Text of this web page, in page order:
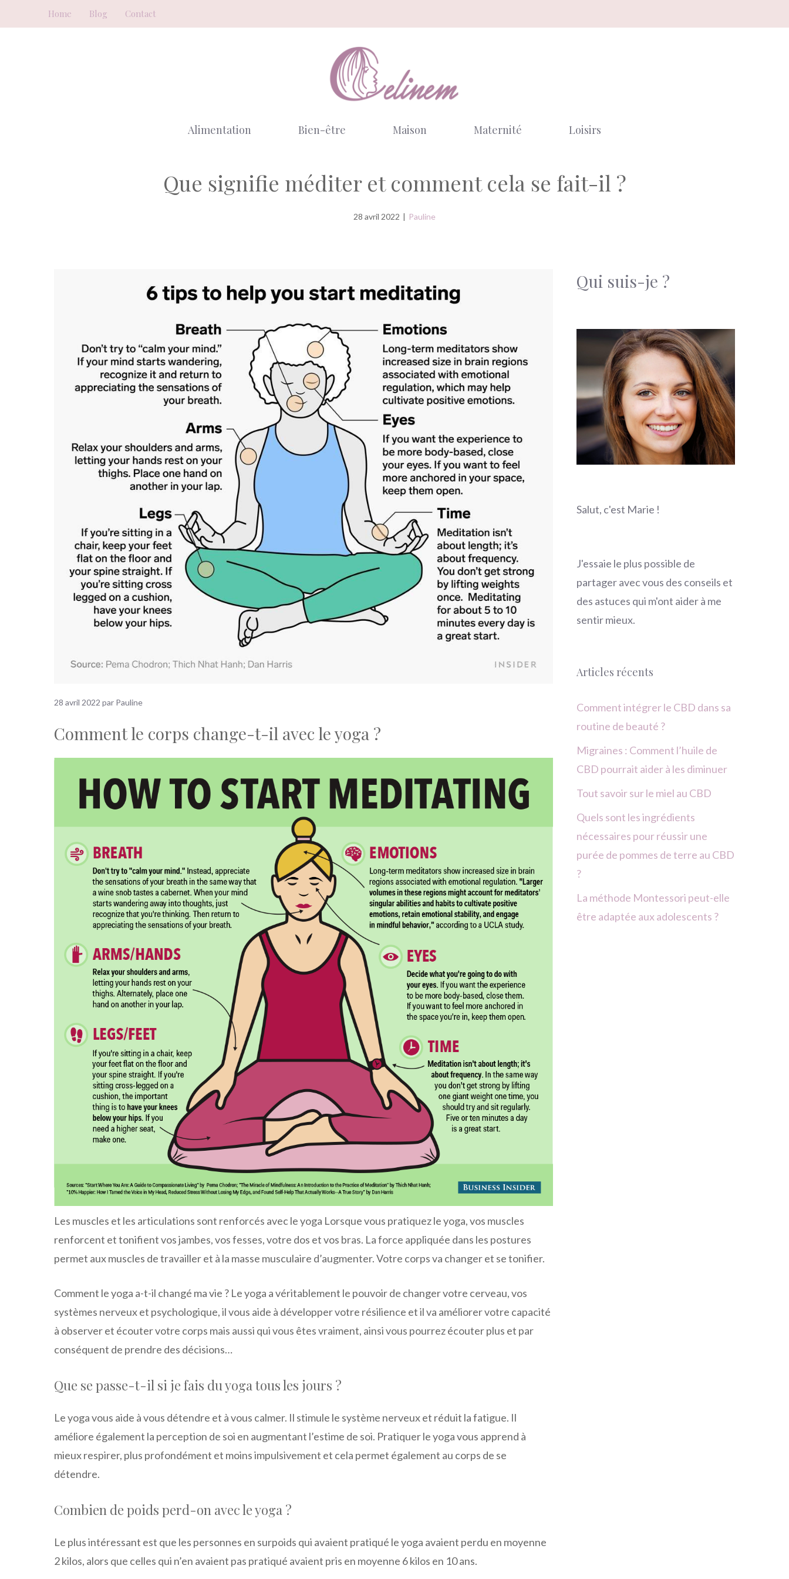
au
Home Blog Contact
Alimentation Bien-être Maison Maternité Loisirs
Que signifie méditer et comment cela se fait-il ?
28 avril 2022 | Pauline
28 avril 2022 par Pauline
Comment le corps change-t-il avec le yoga ?
Les muscles et les articulations sont renforcés avec le yoga Lorsque vous pratiquez le yoga, vos muscles
renforcent et tonifient vos jambes, vos fesses, votre dos et vos bras. La force appliquée dans les postures
permet aux muscles de travailler et à la masse musculaire d’augmenter. Votre corps va changer et se tonifier.
Comment le yoga a-t-il changé ma vie ? Le yoga a véritablement le pouvoir de changer votre cerveau, vos
systèmes nerveux et psychologique, il vous aide à développer votre résilience et il va améliorer votre capacité
à observer et écouter votre corps mais aussi qui vous êtes vraiment, ainsi vous pourrez écouter plus et par
conséquent de prendre des décisions…
Que se passe-t-il si je fais du yoga tous les jours ?
Le yoga vous aide à vous détendre et à vous calmer. Il stimule le système nerveux et réduit la fatigue. Il
améliore également la perception de soi en augmentant l’estime de soi. Pratiquer le yoga vous apprend à
mieux respirer, plus profondément et moins impulsivement et cela permet également au corps de se
détendre.
Combien de poids perd-on avec le yoga ?
Le plus intéressant est que les personnes en surpoids qui avaient pratiqué le yoga avaient perdu en moyenne
2 kilos, alors que celles qui n’en avaient pas pratiqué avaient pris en moyenne 6 kilos en 10 ans.
Qui suis-je ?
Salut, c'est Marie !
J'essaie le plus possible de
partager avec vous des conseils et
des astuces qui m'ont aider à me
sentir mieux.
Articles récents
Comment intégrer le CBD dans sa
routine de beauté ?
Migraines : Comment l’huile de
CBD pourrait aider à les diminuer
Tout savoir sur le miel au CBD
Quels sont les ingrédients
nécessaires pour réussir une
purée de pommes de terre au CBD
?
La méthode Montessori peut-elle
être adaptée aux adolescents ?